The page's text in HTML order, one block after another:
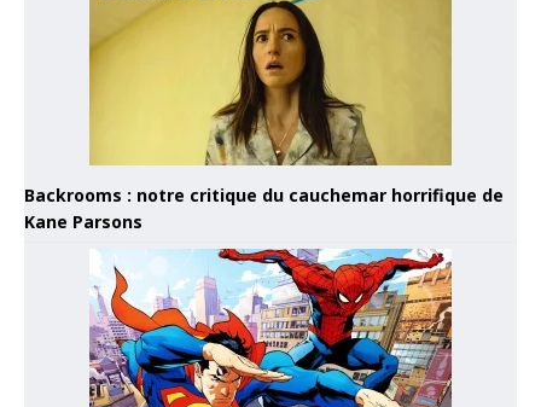
Backrooms : notre critique du cauchemar horrifique de
Kane Parsons